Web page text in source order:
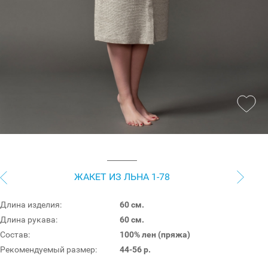
ЖАКЕТ ИЗ ЛЬНА 1-78
Длина изделия:
60 см.
Длина рукава:
60 см.
Состав:
100% лен (пряжа)
Рекомендуемый размер:
44-56 р.